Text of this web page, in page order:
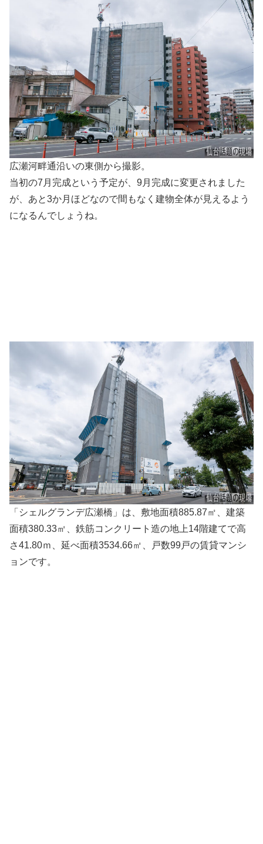
広瀬河畔通沿いの東側から撮影。
当初の7月完成という予定が、9月完成に変更されました
が、あと3か月ほどなので間もなく建物全体が見えるよう
になるんでしょうね。
「シェルグランデ広瀬橋」は、敷地面積885.87㎡、建築
面積380.33㎡、鉄筋コンクリート造の地上14階建てで高
さ41.80ｍ、延べ面積3534.66㎡、戸数99戸の賃貸マンシ
ョンです。